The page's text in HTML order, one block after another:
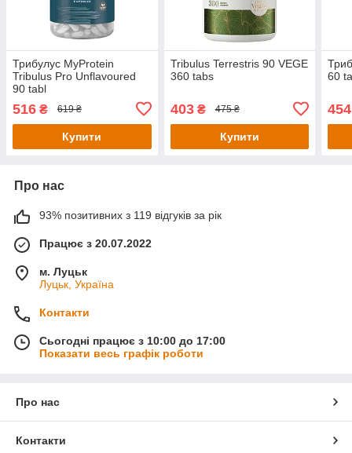
Трибулус MyProtein
Tribulus Pro Unflavoured
90 tabl
516 ₴ 619 ₴
Купити
Tribulus Terrestris 90 VEGE
360 tabs
403₴ 475 ₴
Купити
60
454
Про нас
93% позитивних з 119 відгуків за рік
Працює з 20.07.2022
м. Луцьк
Луцьк, Україна
Контакти
Сьогодні працює з 10:00 до 17:00
Показати весь графік роботи
Про нас
Контакти